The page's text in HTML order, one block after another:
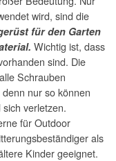
wird, sind die
für den Garten
Wichtig ist, dass
sind. Die
Schrauben
nur so können
verletzen.
für Outdoor
als
Kinder geeignet.